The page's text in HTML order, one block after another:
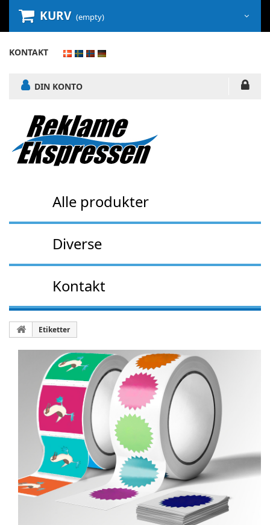
KURV (empty)
KONTAKT
DIN KONTO
Alle produkter
Diverse
Kontakt
Etiketter